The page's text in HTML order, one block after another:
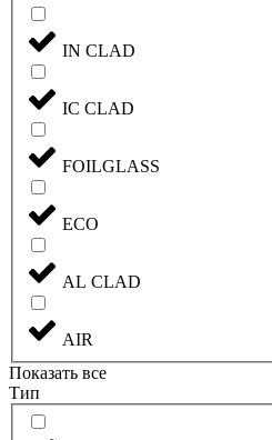
IN CLAD
IC CLAD
FOILGLASS
ECO
AL CLAD
AIR
Показать все
Тип